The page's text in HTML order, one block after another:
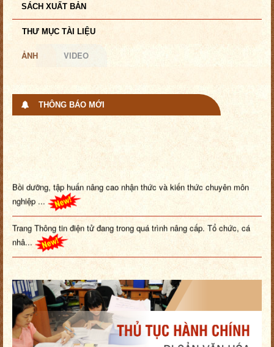
SÁCH XUẤT BẢN
THƯ MỤC TÀI LIỆU
ẢNH VIDEO
THÔNG BÁO MỚI
nghiệp ...
Trang Thông tin điện tử đang trong quá trình nâng cấp. Tổ chức, cá
nhâ...